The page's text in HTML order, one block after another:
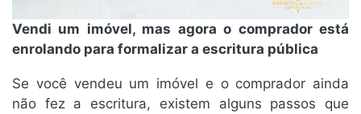
Vendi um imóvel, mas agora o comprador está
enrolando para formalizar a escritura pública
Se você vendeu um imóvel e o comprador ainda
não fez a escritura, existem alguns passos que